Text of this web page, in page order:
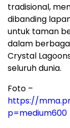
tradisional,
dibanding
untuk taman
dalam
Crystal
seluruh dunia.
Foto –
https://
p=medium600